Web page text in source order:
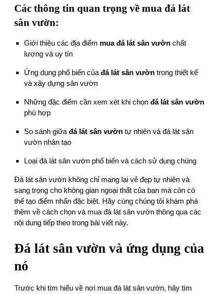
Các thông tin quan trọng về mua đá lát
sân vườn:
Giới thiệu các địa điểm mua đá lát sân vườn chất
lượng và uy tín
Ứng dụng phổ biến củađá lát sân vườn trong thiết kế
và xây dựng sân vườn
Những đặc điểm cần xem xét khi chọnđá lát sân vườn
phù hợp
So sánh giữađá lát sân vườn tự nhiên và đá lát sân
vườn nhân tạo
Loại đá lát sân vườn phổ biến và cách sử dụng chúng
Đá lát sân vườn không chỉ mang lại vẻ đẹp tự nhiên và
sang trọng cho không gian ngoại thất của bạn mà còn có
thể tạo điểm nhấn đặc biệt. Hãy cùng chúng tôi khám phá
thêm về cách chọn và mua đá lát sân vườn thông qua các
nội dung tiếp theo trong bài viết này.
Đá lát sân vườn và ứng dụng của
nó
Trước khi tìm hiểu về nơi mua đá lát sân vườn, hãy tìm